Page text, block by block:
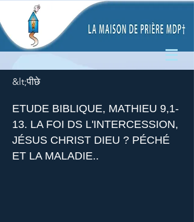
&lt;पीछे
ETUDE BIBLIQUE, MATHIEU 9,1-
13. LA FOI DS L'INTERCESSION,
JÉSUS CHRIST DIEU ? PÉCHÉ
ET LA MALADIE..